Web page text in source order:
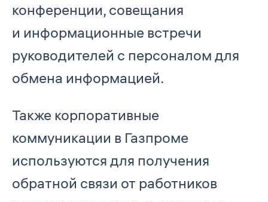
конференции, совещания
и информационные встречи
руководителей с персоналом для
обмена информацией.
Также корпоративные
коммуникации в Газпроме
используются для получения
обратной связи от работников